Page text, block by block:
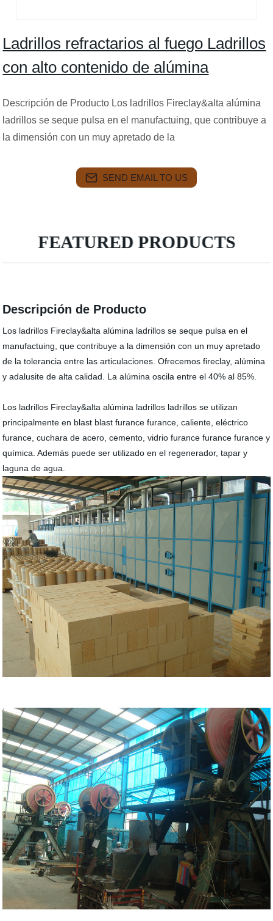
Ladrillos refractarios al fuego Ladrillos
con alto contenido de alúmina
Descripción de Producto Los ladrillos Fireclay&alta alúmina
ladrillos se seque pulsa en el manufactuing, que contribuye a
la dimensión con un muy apretado de la
SEND EMAIL TO US
FEATURED PRODUCTS
Descripción de Producto
Los ladrillos Fireclay&alta alúmina ladrillos se seque pulsa en el
manufactuing, que contribuye a la dimensión con un muy apretado
de la tolerancia entre las articulaciones. Ofrecemos fireclay, alúmina
y adalusite de alta calidad. La alúmina oscila entre el 40% al 85%.
Los ladrillos Fireclay&alta alúmina ladrillos ladrillos se utilizan
principalmente en blast blast furance furance, caliente, eléctrico
furance, cuchara de acero, cemento, vidrio furance furance furance y
química. Además puede ser utilizado en el regenerador, tapar y
laguna de agua.